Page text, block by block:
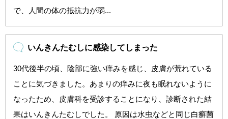
で、人間の体の抵抗力が弱...
いんきんたむしに感染してしまった
30代後半の頃、陰部に強い痒みを感じ、皮膚が荒れている
ことに気づきました。あまりの痒みに夜も眠れないように
なったため、皮膚科を受診することになり、診断された結
果はいんきんたむしでした。 原因は水虫などと同じ白癬菌